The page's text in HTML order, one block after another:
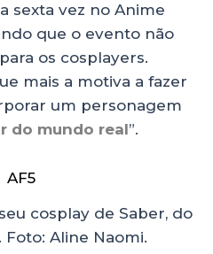
sexta vez no Anime
que o evento não
os cosplayers.
mais a motiva a fazer
um personagem
do mundo real”.
cosplay de Saber, do
Foto: Aline Naomi.